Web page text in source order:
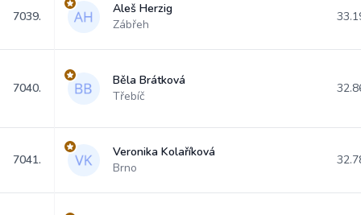
7039.
Aleš Herzig
Zábřeh
7040.
Běla Brátková
Třebíč
7041.
Veronika Kolaříková
Brno